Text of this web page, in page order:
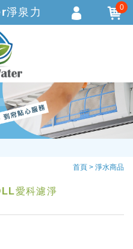
首頁 淨水商品
愛科濾淨
淨泉力 0
入
冊
碼
詢
LISTING
文